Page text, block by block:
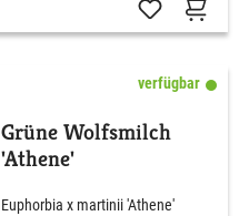
verfügbar
Grüne Wolfsmilch
'Athene'
Euphorbia x martinii 'Athene'